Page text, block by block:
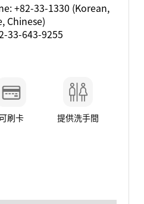
+82-33-1330 (Korean,
Chinese)
33-643-9255
刷卡 提供洗手間